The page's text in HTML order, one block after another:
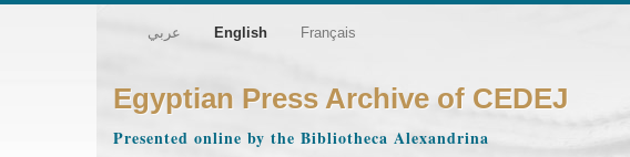
عربي English Français
Egyptian Press Archive of CEDEJ
Presented online by the Bibliotheca Alexandrina